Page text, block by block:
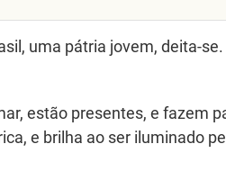
uma pátria jovem, deita-
estão presentes, e fazem
e brilha ao ser iluminado